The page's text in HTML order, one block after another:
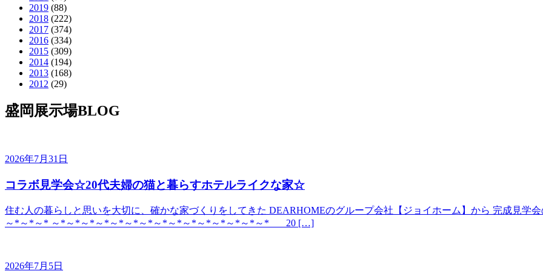
2019 (88)
2018 (222)
2017 (374)
2016 (334)
2015 (309)
2014 (194)
2013 (168)
2012 (29)
盛岡展示場BLOG
2026年7月31日
コラボ見学会☆20代夫婦の猫と暮らすホテルライクな家☆
住む人の暮らしと思いを大切に、確かな家づくりをしてきた DEARHOMEのグループ会社【ジョイホーム】から 完成見
～*～*～* ～*～*～*～*～*～*～*～*～*～*～*～*～*～*～* 20 […]
2026年7月5日